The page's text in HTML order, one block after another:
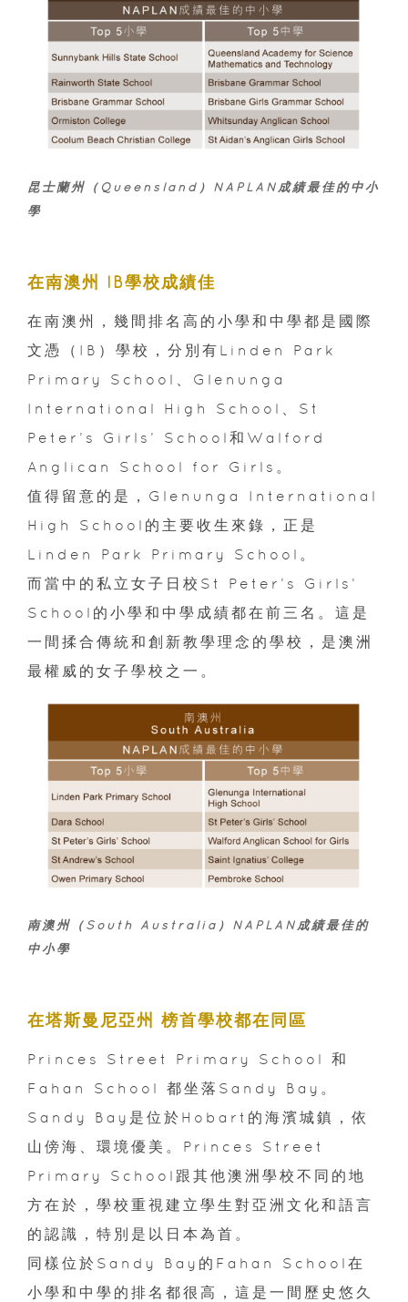
昆士蘭州（Queensland）NAPLAN成績最佳的中小
學
在南澳州 IB學校成績佳
在南澳州，幾間排名高的小學和中學都是國際
文憑（IB）學校，分別有Linden Park
Primary School、Glenunga
International High School、St
Peter’s Girls’ School和Walford
Anglican School for Girls。
值得留意的是，Glenunga International
High School的主要收生來錄，正是
Linden Park Primary School。
而當中的私立女子日校St Peter’s Girls’
School的小學和中學成績都在前三名。這是
一間揉合傳統和創新教學理念的學校，是澳洲
最權威的女子學校之一。
南澳州（South Australia）NAPLAN成績最佳的
中小學
在塔斯曼尼亞州 榜首學校都在同區
Princes Street Primary School 和
Fahan School 都坐落Sandy Bay。
Sandy Bay是位於Hobart的海濱城鎮，依
山傍海、環境優美。Princes Street
Primary School跟其他澳洲學校不同的地
方在於，學校重視建立學生對亞洲文化和語言
的認識，特別是以日本為首。
同樣位於Sandy Bay的Fahan School在
小學和中學的排名都很高，這是一間歷史悠久